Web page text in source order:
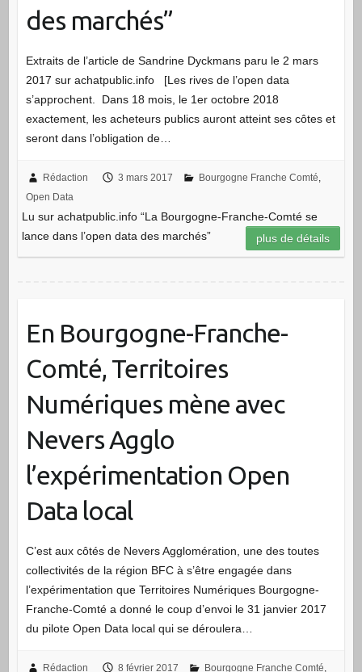
des marchés”
Extraits de l’article de Sandrine Dyckmans paru le 2 mars
2017 sur achatpublic.info [Les rives de l’open data
s’approchent. Dans 18 mois, le 1er octobre 2018
exactement, les acheteurs publics auront atteint ses côtes et
seront dans l’obligation de…
Rédaction 3 mars 2017 Bourgogne Franche Comté,
Open Data
Lu sur achatpublic.info “La Bourgogne-Franche-Comté se
lance dans l’open data des marchés”
plus de détails
En Bourgogne-Franche-
Comté, Territoires
Numériques mène avec
Nevers Agglo
l’expérimentation Open
Data local
C’est aux côtés de Nevers Agglomération, une des toutes
collectivités de la région BFC à s’être engagée dans
l’expérimentation que Territoires Numériques Bourgogne-
Franche-Comté a donné le coup d’envoi le 31 janvier 2017
du pilote Open Data local qui se déroulera…
Rédaction 8 février 2017 Bourgogne Franche Comté,